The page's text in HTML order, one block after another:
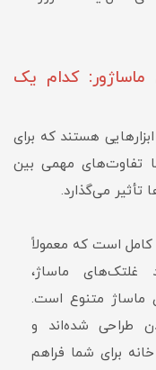
کدام یک
هستند که برای
تفاوت‌های مهمی بین
تأثیر می‌گذارد.
است که معمولاً
غلتک‌های ماساژ،
ماساژ متنوع است.
طراحی شده‌اند و
برای شما فراهم